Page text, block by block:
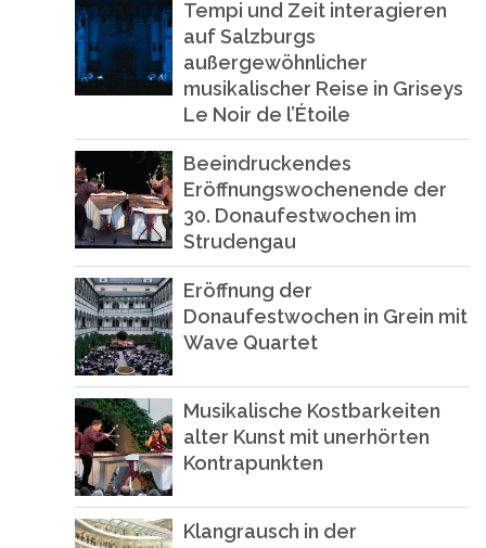
Tempi und Zeit interagieren
auf Salzburgs
außergewöhnlicher
musikalischer Reise in Griseys
Le Noir de l’Étoile
Beeindruckendes
Eröffnungswochenende der
30. Donaufestwochen im
Strudengau
Eröffnung der
Donaufestwochen in Grein mit
Wave Quartet
Musikalische Kostbarkeiten
alter Kunst mit unerhörten
Kontrapunkten
Klangrausch in der